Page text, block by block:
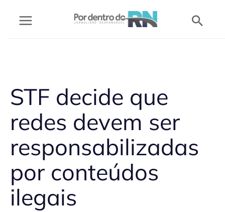
STF decide que
redes devem ser
responsabilizadas
por conteúdos
ilegais